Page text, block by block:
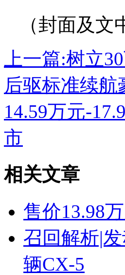
（封面及
上一篇:树立
后驱标准续航
14.59万元-
市
相关文章
售价13.98
召回解析|
辆CX-5